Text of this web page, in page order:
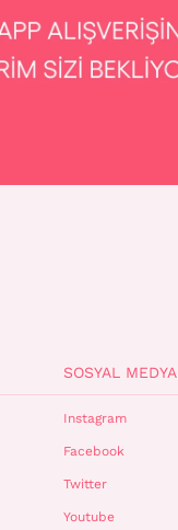
SOSYAL MEDYA
Instagram
Facebook
Twitter
Youtube